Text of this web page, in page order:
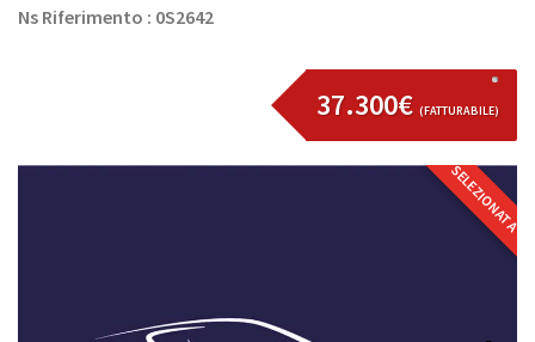
Ns Riferimento : 0S2642
37.300€ (FATTURABILE)
SELEZIONATA